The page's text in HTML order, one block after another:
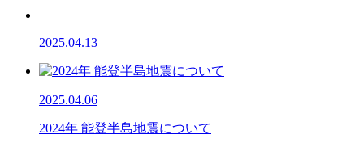
2025.04.13
2025.04.06
2024年 能登半島地震について